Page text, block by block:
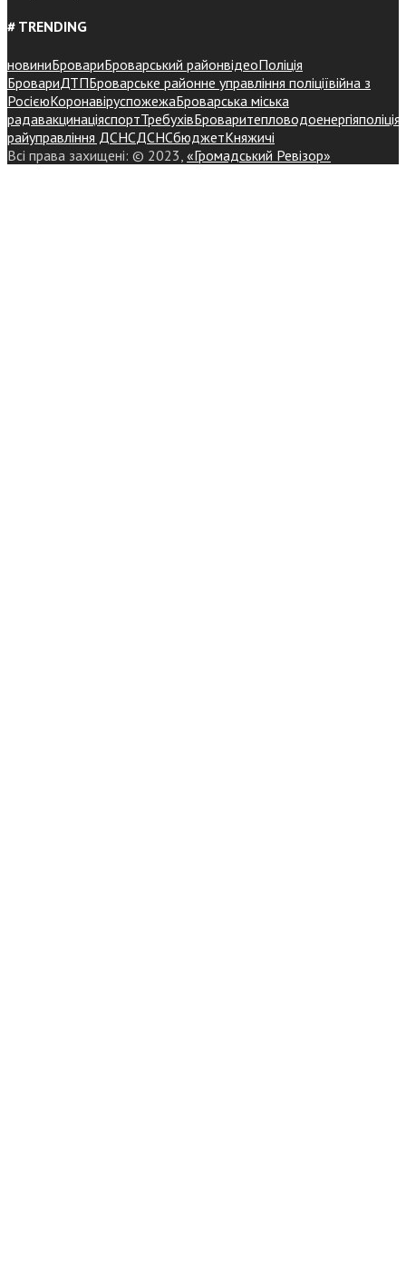
# TRENDING
новиниБровариБроварський районвідеоПоліція
БровариДТПБроварське районне управління поліціївійна з
РосієюКоронавіруспожежаБроварська міська
радавакцинаціяспортТребухівБроваритепловодоенергіяполіція
райуправління ДСНСДСНСбюджетКняжичі
Всі права захищені: © 2023, «Громадський Ревізор»